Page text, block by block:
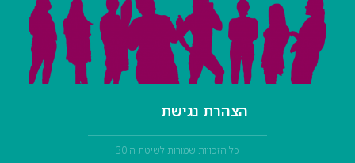
הצהרת נגישת
כל הזכויות שמורות לשיטת ה 30